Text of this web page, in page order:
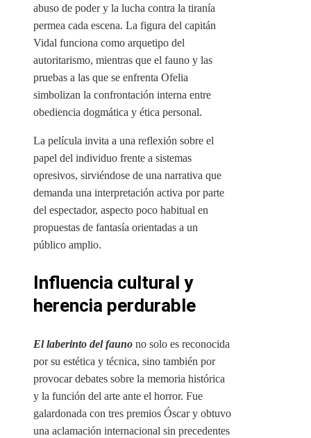
abuso de poder y la lucha contra la tiranía
permea cada escena. La figura del capitán
Vidal funciona como arquetipo del
autoritarismo, mientras que el fauno y las
pruebas a las que se enfrenta Ofelia
simbolizan la confrontación interna entre
obediencia dogmática y ética personal.
La película invita a una reflexión sobre el
papel del individuo frente a sistemas
opresivos, sirviéndose de una narrativa que
demanda una interpretación activa por parte
del espectador, aspecto poco habitual en
propuestas de fantasía orientadas a un
público amplio.
Influencia cultural y
herencia perdurable
El laberinto del fauno no solo es reconocida
por su estética y técnica, sino también por
provocar debates sobre la memoria histórica
y la función del arte ante el horror. Fue
galardonada con tres premios Óscar y obtuvo
una aclamación internacional sin precedentes